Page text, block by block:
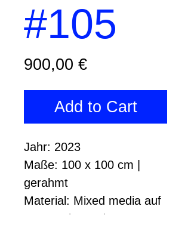
#105
900,00 €Price
Add to Cart
Jahr: 2023
Maße: 100 x 100 cm |
gerahmt
Material: Mixed media auf
purer Leinwand